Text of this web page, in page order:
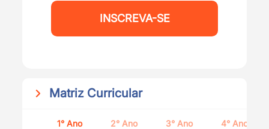
INSCREVA-SE
Matriz Curricular
1° Ano 2° Ano 3° Ano 4° Ano